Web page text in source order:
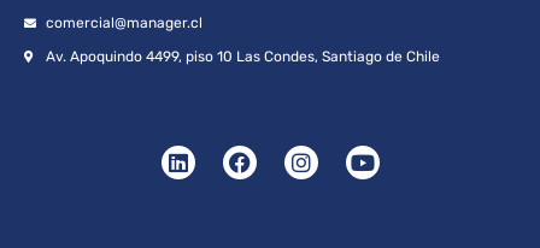
comercial@manager.cl
Av. Apoquindo 4499, piso 10 Las Condes, Santiago de Chile